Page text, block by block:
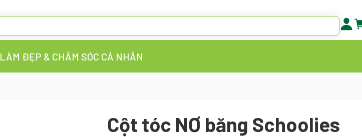
LÀM ĐẸP & CHĂM SÓC CÁ NHÂN
Cột tóc NƠ băng Schoolies